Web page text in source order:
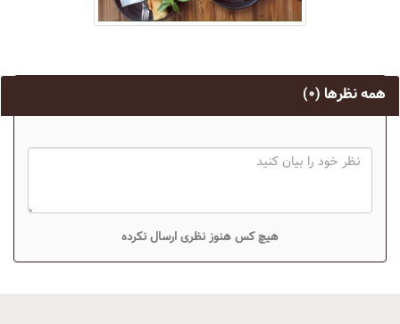
همه نظرها (۰)
هیچ کس هنوز نظری ارسال نکرده